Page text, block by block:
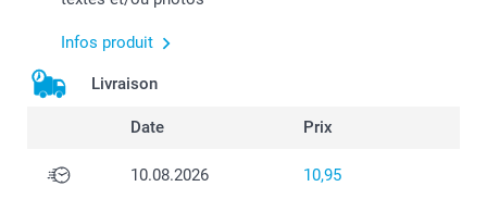
Infos produit
Livraison
Date Prix
10.08.2026 10,95